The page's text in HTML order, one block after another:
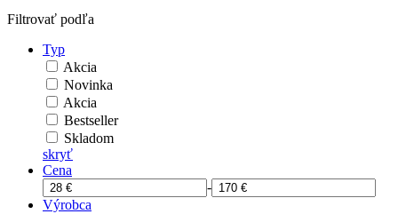
Filtrovať podľa
Typ
Akcia
Novinka
Akcia
Bestseller
Skladom
skryť
Cena
-
Výrobca